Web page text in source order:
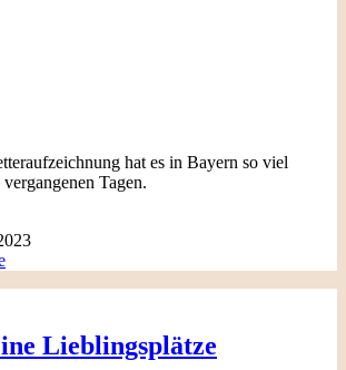
hat es in Bayern so viel
Tagen.
Lieblingsplätze